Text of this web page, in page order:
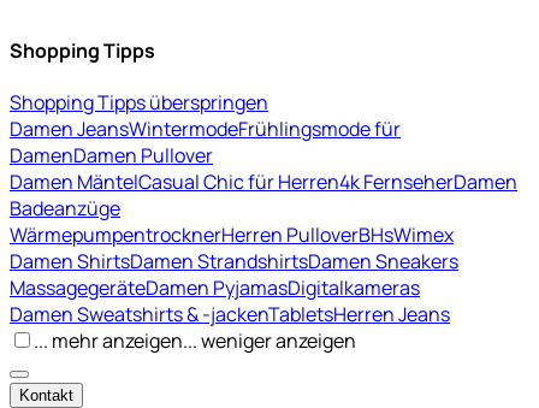
Shopping Tipps
Shopping Tipps überspringen
Damen JeansWintermodeFrühlingsmode für
DamenDamen Pullover
Damen MäntelCasual Chic für Herren4k FernseherDamen
Badeanzüge
WärmepumpentrocknerHerren PulloverBHsWimex
Damen ShirtsDamen StrandshirtsDamen Sneakers
MassagegeräteDamen PyjamasDigitalkameras
Damen Sweatshirts & -jackenTabletsHerren Jeans
... mehr anzeigen... weniger anzeigen
Kontakt